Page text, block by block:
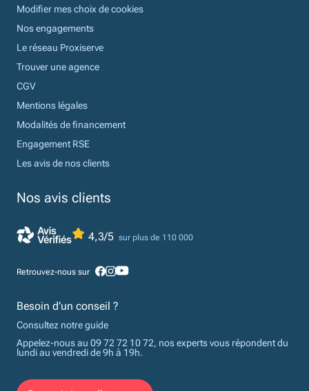
Modifier mes choix de cookies
Nos engagements
Le réseau Proxiserve
Trouver une agence
CGV
Mentions légales
Modalités de financement
Engagement RSE
Les avis de nos clients
Nos avis clients
4,3/5 sur plus de 110 000
Retrouvez-nous sur
Besoin d’un conseil ?
Consultez notre guide
Appelez-nous au 09 72 72 10 72, nos experts vous répondent du
lundi au vendredi de 9h à 19h.